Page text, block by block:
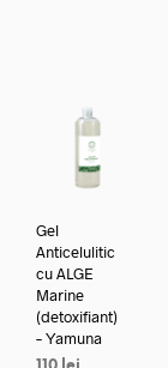
Gel
Anticelulitic
cu ALGE
Marine
(detoxifiant)
– Yamuna